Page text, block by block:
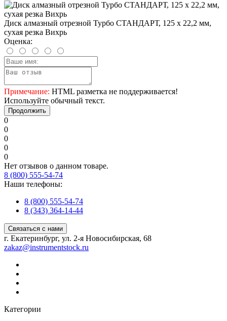
Диск алмазный отрезной Турбо СТАНДАРТ, 125 х 22,2 мм,
сухая резка Вихрь
Оценка:
Примечание: HTML разметка не поддерживается!
Используйте обычный текст.
Продолжить
0
0
0
0
0
Нет отзывов о данном товаре.
8 (800) 555-54-74
Наши телефоны:
8 (800) 555-54-74
8 (343) 364-14-44
Связаться с нами
г. Екатеринбург, ул. 2-я Новосибирская, 68
zakaz@instrumentstock.ru
Категории